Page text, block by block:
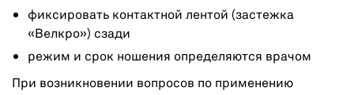
фиксировать контактной лентой (застежка
«Велкро») сзади
режим и срок ношения определяются врачом
При возникновении вопросов по применению